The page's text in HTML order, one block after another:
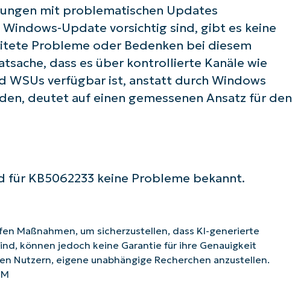
mit problematischen Updates
Update vorsichtig sind, gibt es keine
Probleme oder Bedenken bei diesem
dass es über kontrollierte Kanäle wie
WSUs verfügbar ist, anstatt durch Windows
deutet auf einen gemessenen Ansatz für den
für KB5062233 keine Probleme bekannt.
Maßnahmen, um sicherzustellen, dass KI-generierte
können jedoch keine Garantie für ihre Genauigkeit
Nutzern, eigene unabhängige Recherchen anzustellen.